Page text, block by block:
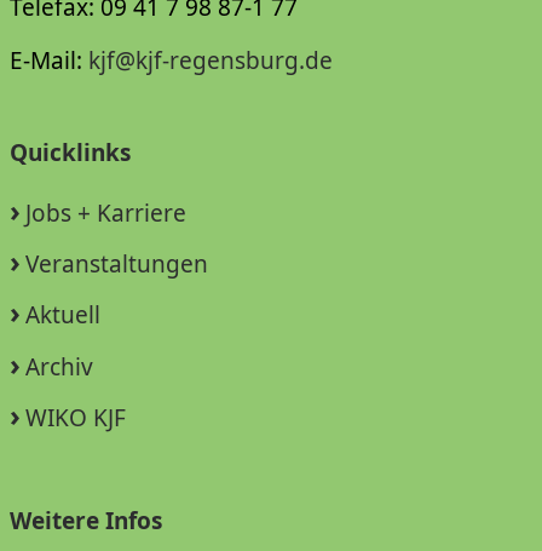
Telefax: 09 41 7 98 87-1 77
E-Mail: kjf@kjf-regensburg.de
Quicklinks
Jobs + Karriere
Veranstaltungen
Aktuell
Archiv
WIKO KJF
Weitere Infos